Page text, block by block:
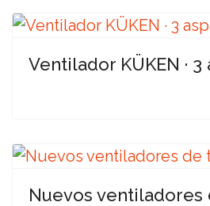
Ventilador KÜKEN · 3
Nuevos ventiladores